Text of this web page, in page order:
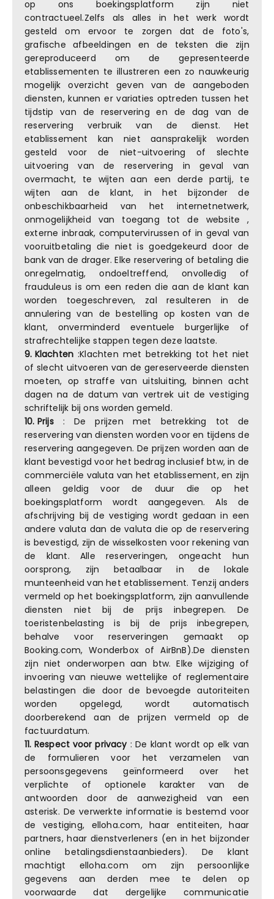
op ons boekingsplatform zijn niet
contractueel.Zelfs als alles in het werk wordt
gesteld om ervoor te zorgen dat de foto's,
grafische afbeeldingen en de teksten die zijn
gereproduceerd om de gepresenteerde
etablissementen te illustreren een zo nauwkeurig
mogelijk overzicht geven van de aangeboden
diensten, kunnen er variaties optreden tussen het
tijdstip van de reservering en de dag van de
reservering verbruik van de dienst. Het
etablissement kan niet aansprakelijk worden
gesteld voor de niet-uitvoering of slechte
uitvoering van de reservering in geval van
overmacht, te wijten aan een derde partij, te
wijten aan de klant, in het bijzonder de
onbeschikbaarheid van het internetnetwerk,
onmogelijkheid van toegang tot de website ,
externe inbraak, computervirussen of in geval van
vooruitbetaling die niet is goedgekeurd door de
bank van de drager. Elke reservering of betaling die
onregelmatig, ondoeltreffend, onvolledig of
frauduleus is om een reden die aan de klant kan
worden toegeschreven, zal resulteren in de
annulering van de bestelling op kosten van de
klant, onverminderd eventuele burgerlijke of
strafrechtelijke stappen tegen deze laatste.
9. Klachten :Klachten met betrekking tot het niet
of slecht uitvoeren van de gereserveerde diensten
moeten, op straffe van uitsluiting, binnen acht
dagen na de datum van vertrek uit de vestiging
schriftelijk bij ons worden gemeld.
10. Prijs: De prijzen met betrekking tot de
reservering van diensten worden voor en tijdens de
reservering aangegeven. De prijzen worden aan de
klant bevestigd voor het bedrag inclusief btw, in de
commerciële valuta van het etablissement, en zijn
alleen geldig voor de duur die op het
boekingsplatform wordt aangegeven. Als de
afschrijving bij de vestiging wordt gedaan in een
andere valuta dan de valuta die op de reservering
is bevestigd, zijn de wisselkosten voor rekening van
de klant. Alle reserveringen, ongeacht hun
oorsprong, zijn betaalbaar in de lokale
munteenheid van het etablissement. Tenzij anders
vermeld op het boekingsplatform, zijn aanvullende
diensten niet bij de prijs inbegrepen. De
toeristenbelasting is bij de prijs inbegrepen,
behalve voor reserveringen gemaakt op
Booking.com, Wonderbox of AirBnB).De diensten
zijn niet onderworpen aan btw. Elke wijziging of
invoering van nieuwe wettelijke of reglementaire
belastingen die door de bevoegde autoriteiten
worden opgelegd, wordt automatisch
doorberekend aan de prijzen vermeld op de
factuurdatum.
11. Respect voor privacy: De klant wordt op elk van
de formulieren voor het verzamelen van
persoonsgegevens geïnformeerd over het
verplichte of optionele karakter van de
antwoorden door de aanwezigheid van een
asterisk. De verwerkte informatie is bestemd voor
de vestiging, elloha.com, haar entiteiten, haar
partners, haar dienstverleners (en in het bijzonder
online betalingsdienstaanbieders). De klant
machtigt elloha.com om zijn persoonlijke
gegevens aan derden mee te delen op
voorwaarde dat dergelijke communicatie